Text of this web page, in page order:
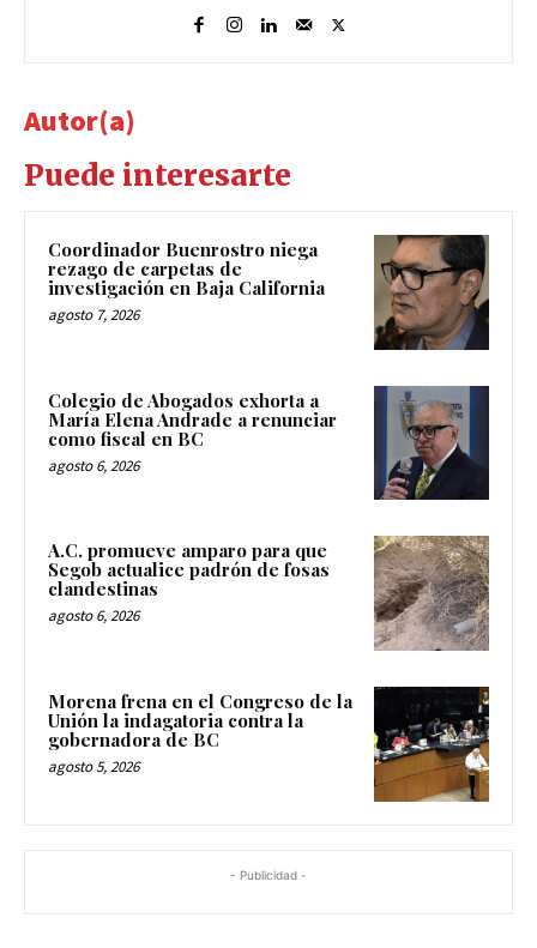
Autor(a)
Puede interesarte
Coordinador Buenrostro niega
rezago de carpetas de
investigación en Baja California
agosto 7, 2026
Colegio de Abogados exhorta a
María Elena Andrade a renunciar
como fiscal en BC
agosto 6, 2026
A.C. promueve amparo para que
Segob actualice padrón de fosas
clandestinas
agosto 6, 2026
Morena frena en el Congreso de la
Unión la indagatoria contra la
gobernadora de BC
agosto 5, 2026
- Publicidad -